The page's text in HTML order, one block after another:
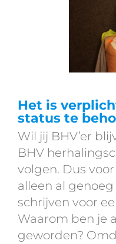
Het is
status te
Wil jij BHV’er
BHV
volgen. Dus
alleen al
schrijven voor
Waarom ben je
geworden?